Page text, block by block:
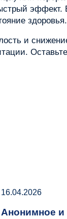
здоровья.
и
16.04.2026
Анонимное